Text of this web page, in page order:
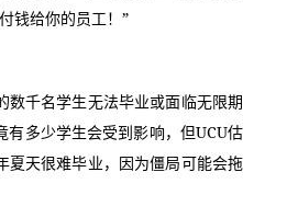
钱给你的员工！”
数千名学生无法毕业或面临无限期
有多少学生会受到影响，但UCU估
夏天很难毕业，因为僵局可能会拖